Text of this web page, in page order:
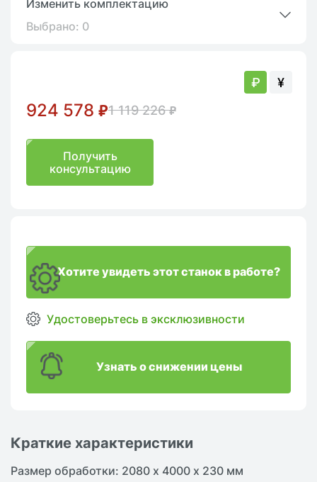
Краткие характеристики
Размер обработки: 2080 х 4000 х 230 мм
Изменить комплектацию
Выбрано: 0
₽ ¥
924 578 ₽1 119 226 ₽
Получить
консультацию
Хотите увидеть этот станок в работе?
Удостоверьтесь в эксклюзивности
Узнать о снижении цены